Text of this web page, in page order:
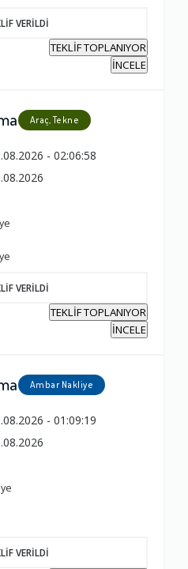
VERİLDİ
TEKLİF TOPLANIYOR
İNCELE
Araç, Tekne
- 02:06:58
VERİLDİ
TEKLİF TOPLANIYOR
İNCELE
Ambar Nakliye
- 01:09:19
VERİLDİ